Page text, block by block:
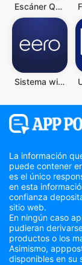
Escáner QR y Código de Barras
Sistema wifi doméstico eero
La información
puede contener
es el único
en esta
confianza
sitio web.
En ningún caso
pudieran
productos o los
Asimismo,
disponibles en su